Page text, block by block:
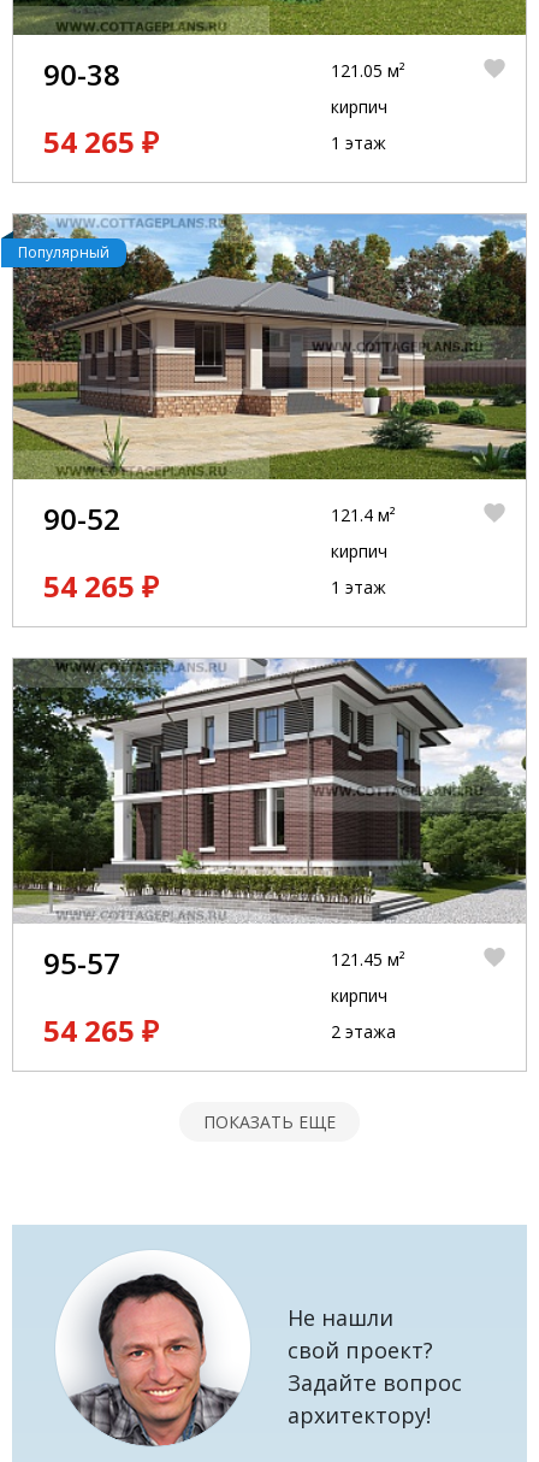
90-38
54 265 ₽
121.05 м²
кирпич
1 этаж
Популярный
90-52
54 265 ₽
121.4 м²
кирпич
1 этаж
95-57
54 265 ₽
121.45 м²
кирпич
2 этажа
ПОКАЗАТЬ ЕЩЕ
Не нашли
свой проект?
Задайте вопрос
архитектору!